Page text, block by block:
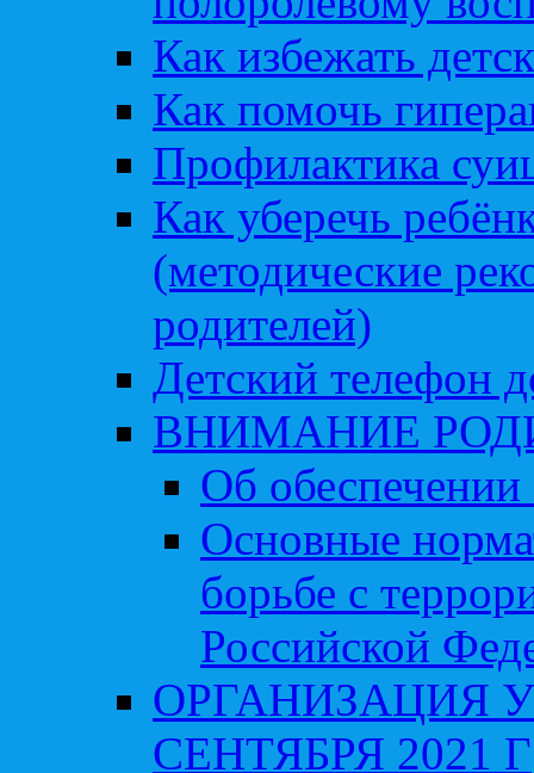
Как избежать
Как помочь
Профилактика
Как уберечь
(методические
родителей)
Детский телефон
ВНИМАНИЕ
Об обеспечении
Основные
борьбе с
Российской
ОРГАНИЗАЦИЯ
СЕНТЯБРЯ 2021 Г